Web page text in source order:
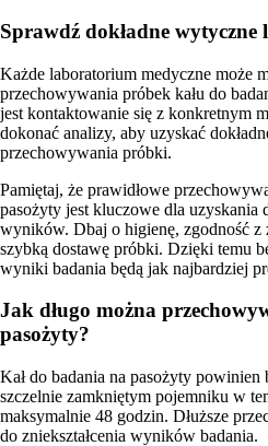
Sprawdź dokładne
Każde laboratorium medyczne może
przechowywania próbek kału do
jest kontaktowanie się z konkretnym
dokonać analizy, aby uzyskać
przechowywania próbki.
Pamiętaj, że prawidłowe
pasożyty jest kluczowe dla uzyskania
wyników. Dbaj o higienę, zgodność z
szybką dostawę próbki. Dzięki temu
wyniki badania będą jak najbardziej
Jak długo można
pasożyty?
Kał do badania na pasożyty
szczelnie zamkniętym pojemniku w
maksymalnie 48 godzin. Dłuższe
do zniekształcenia wyników badania.